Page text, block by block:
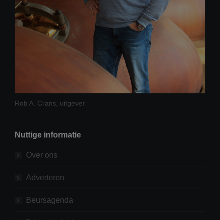
Rob A. Crans, uitgever
Nuttige informatie
Over ons
Adverteren
Beursagenda